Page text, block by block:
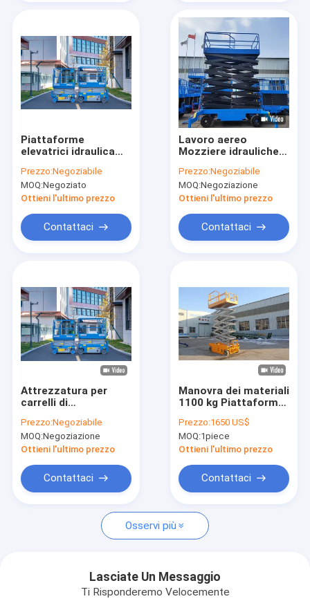
Casa.
Video
Chi Siamo
Visita alla fabbrica
Notizie
Casi
Gru a ponte della singola trave
Tabella di sollevamento idraulica di forbici
Piattaforme
elevatrici idraulica
forbici altezza di
lavoro di 13.8m - di
7.8m
Prezzo:Negoziabile
MOQ:Negoziato
Ottieni l'ultimo prezzo
Contattaci
Lavoro aereo
Mozziere idrauliche
sollevamento pulizia
edificio auto-guidato
1 tonnellata
Prezzo:Negoziabile
MOQ:Negoziazione
Ottieni l'ultimo prezzo
Contattaci
Attrezzatura per
carrelli di
forbice idraulica
personalizzata 10m
15m 20m Altezza di
Prezzo:Negoziabile
MOQ:Negoziazione
Ottieni l'ultimo prezzo
Contattaci
Manovra dei materiali
1100 kg Piattaforma
idraulica a forbice
Potenza di
stoccaggio 1
Prezzo:1650 US$
MOQ:1piece
Ottieni l'ultimo prezzo
Contattaci
Osservi più
Lasciate Un Messaggio
Ti Risponderemo Velocemente